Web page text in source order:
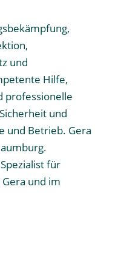
und
Hilfe,
professionelle
und
und Betrieb. Gera
für
und im